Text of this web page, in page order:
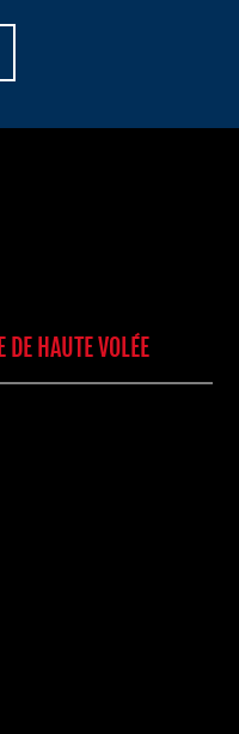
HAUTE VOLÉE